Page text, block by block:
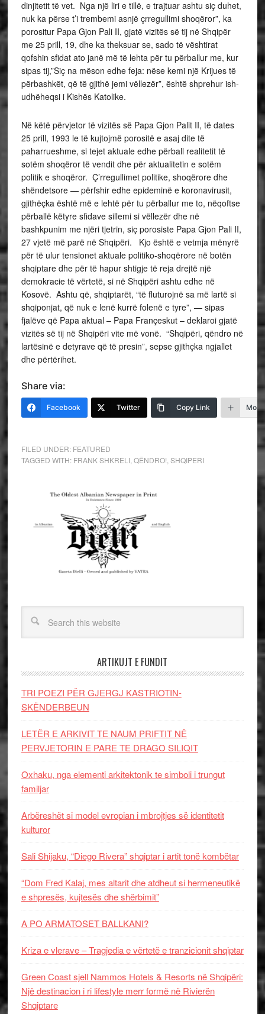
dinjitetit të vet. Nga një liri e tillë, e trajtuar ashtu siç duhet,
nuk ka përse t’i trembemi asnjë çrregullimi shoqëror”, ka
porositur Papa Gjon Pali II, gjatë vizitës së tij në Shqipër
me 25 prill, 19, dhe ka theksuar se, sado të vështirat
qofshin sfidat ato janë më të lehta për tu përballur me, kur
sipas tij,”Siç na mëson edhe feja: nëse kemi një Krijues të
përbashkët, që të gjithë jemi vëllezër”, është shprehur ish-
udhëheqsi i Kishës Katolike.
Në këtë përvjetor të vizitës së Papa Gjon Palit II, të dates
25 prill, 1993 le të kujtojmë porositë e asaj dite të
paharrueshme, si tejet aktuale edhe përball realitetit të
sotëm shoqëror të vendit dhe për aktualitetin e sotëm
politik e shoqëror. Ç’rregullimet politike, shoqërore dhe
shëndetsore — përfshir edhe epideminë e koronavirusit,
gjithëçka është më e lehtë për tu përballur me to, nëqoftse
përballë këtyre sfidave sillemi si vëllezër dhe në
bashkpunim me njëri tjetrin, siç porosiste Papa Gjon Pali II,
27 vjetë më parë në Shqipëri. Kjo është e vetmja mënyrë
për të ulur tensionet aktuale politiko-shoqërore në botën
shqiptare dhe për të hapur shtigje të reja drejtë një
demokracie të vërtetë, si në Shqipëri ashtu edhe në
Kosovë. Ashtu që, shqiptarët, “të fluturojnë sa më lartë si
shqiponjat, që nuk e lenë kurrë folenë e tyre”, — sipas
fjalëve që Papa aktual – Papa Françeskut – deklaroi gjatë
vizitës së tij në Shqipëri vite më vonë. “Shqipëri, qëndro në
lartësinë e detyrave që të presin”, sepse gjithçka ngjallet
dhe përtërihet.
Share via:
Facebook Twitter Copy Link More
FILED UNDER: FEATURED
TAGGED WITH: FRANK SHKRELI, QËNDRO! SHQIPERI
ARTIKUJT E FUNDIT
TRI POEZI PËR GJERGJ KASTRIOTIN-
SKËNDERBEUN
LETËR E ARKIVIT TE NAUM PRIFTIT NË
PERVJETORIN E PARE TE DRAGO SILIQIT
Oxhaku, nga elementi arkitektonik te simboli i trungut
familjar
Arbëreshët si model evropian i mbrojtjes së identitetit
kulturor
Sali Shijaku, “Diego Rivera” shqiptar i artit tonë kombëtar
“Dom Fred Kalaj, mes altarit dhe atdheut si hermeneutikë
e shpresës, kujtesës dhe shërbimit”
A PO ARMATOSET BALLKANI?
Kriza e vlerave – Tragjedia e vërtetë e tranzicionit shqiptar
Green Coast sjell Nammos Hotels & Resorts në Shqipëri:
Një destinacion i ri lifestyle merr formë në Rivierën
Shqiptare